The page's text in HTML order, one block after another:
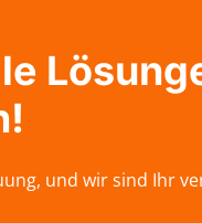
und wir sind Ihr